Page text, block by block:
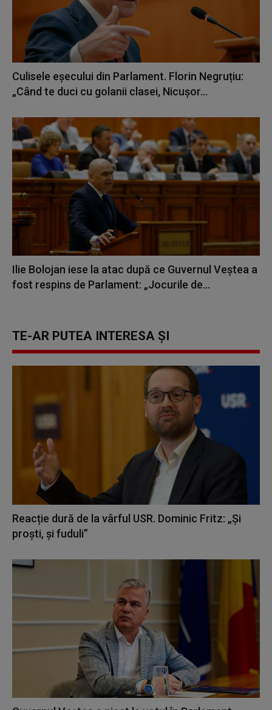
Culisele eșecului din Parlament. Florin Negruțiu:
„Când te duci cu golanii clasei, Nicușor...
Ilie Bolojan iese la atac după ce Guvernul Veștea a
fost respins de Parlament: „Jocurile de...
TE-AR PUTEA INTERESA ȘI
Reacție dură de la vârful USR. Dominic Fritz: „Și
proști, și fuduli”